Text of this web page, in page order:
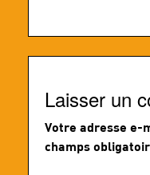
Laisser un
Votre adresse e-
champs